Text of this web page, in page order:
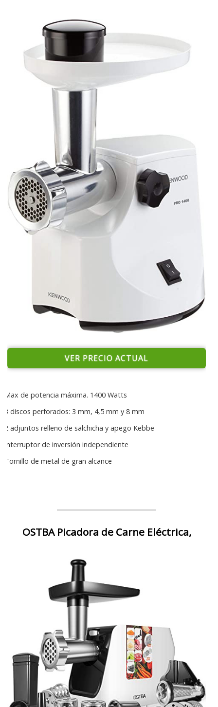
VER PRECIO ACTUAL
Max de potencia máxima. 1400 Watts
3 discos perforados: 3 mm, 4,5 mm y 8 mm
2 adjuntos relleno de salchicha y apego Kebbe
Interruptor de inversión independiente
Tornillo de metal de gran alcance
OSTBA Picadora de Carne Eléctrica,